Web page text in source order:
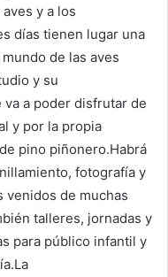
y a los
días tienen lugar una
de las aves
y su
a poder disfrutar de
y por la propia
pino piñonero.Habrá
fotografía y
de muchas
talleres, jornadas y
para público infantil y